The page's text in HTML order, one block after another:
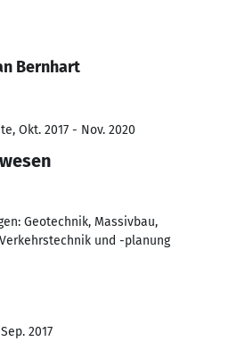
Bernhart
Okt. 2017 - Nov. 2020
Geotechnik, Massivbau,
und -planung
2017